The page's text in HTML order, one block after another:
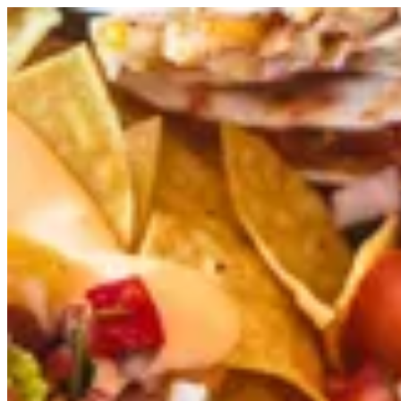
Sign